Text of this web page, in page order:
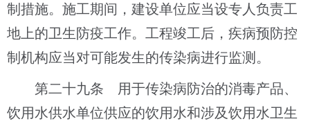
制措施。施工期间，建设单位应当设专人负责工
地上的卫生防疫工作。工程竣工后，疾病预防控
制机构应当对可能发生的传染病进行监测。
第二十九条 用于传染病防治的消毒产品、
饮用水供水单位供应的饮用水和涉及饮用水卫生